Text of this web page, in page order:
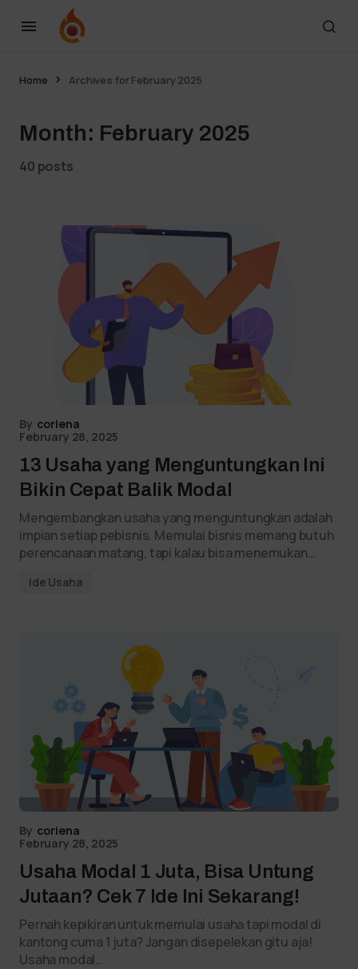
Home Archives for February 2025
Month: February 2025
40 posts
By coriena
February 28, 2025
13 Usaha yang Menguntungkan Ini
Bikin Cepat Balik Modal
Mengembangkan usaha yang menguntungkan adalah
impian setiap pebisnis. Memulai bisnis memang butuh
perencanaan matang, tapi kalau bisa menemukan…
Ide Usaha
By coriena
February 28, 2025
Usaha Modal 1 Juta, Bisa Untung
Jutaan? Cek 7 Ide Ini Sekarang!
Pernah kepikiran untuk memulai usaha tapi modal di
kantong cuma 1 juta? Jangan disepelekan gitu aja!
Usaha modal…